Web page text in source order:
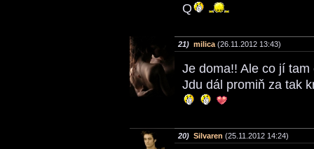
Q
21) milica (26.11.2012 13:43)
Je doma!! Ale co jí
Jdu dál promiň za tak
20) Silvaren (25.11.2012 14:24)